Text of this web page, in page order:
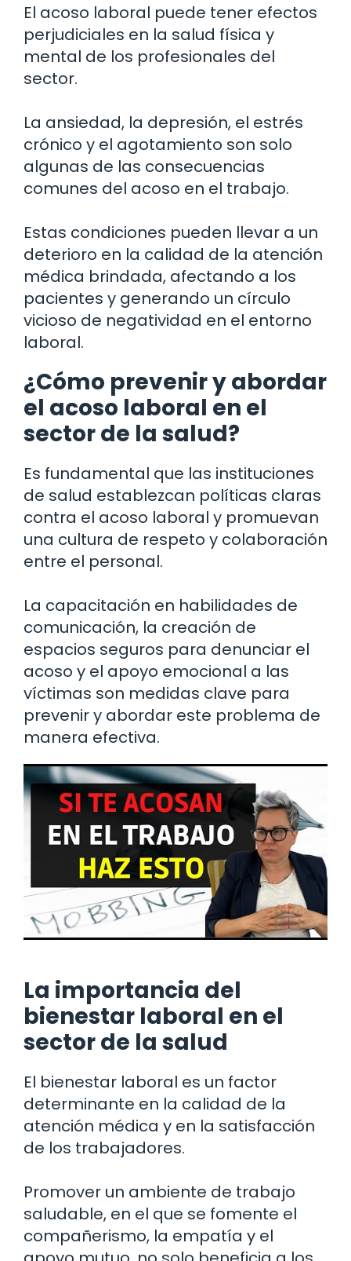
El acoso laboral puede tener efectos
perjudiciales en la salud física y
mental de los profesionales del
sector.
La ansiedad, la depresión, el estrés
crónico y el agotamiento son solo
algunas de las consecuencias
comunes del acoso en el trabajo.
Estas condiciones pueden llevar a un
deterioro en la calidad de la atención
médica brindada, afectando a los
pacientes y generando un círculo
vicioso de negatividad en el entorno
laboral.
¿Cómo prevenir y abordar
el acoso laboral en el
sector de la salud?
Es fundamental que las instituciones
de salud establezcan políticas claras
contra el acoso laboral y promuevan
una cultura de respeto y colaboración
entre el personal.
La capacitación en habilidades de
comunicación, la creación de
espacios seguros para denunciar el
acoso y el apoyo emocional a las
víctimas son medidas clave para
prevenir y abordar este problema de
manera efectiva.
La importancia del
bienestar laboral en el
sector de la salud
El bienestar laboral es un factor
determinante en la calidad de la
atención médica y en la satisfacción
de los trabajadores.
Promover un ambiente de trabajo
saludable, en el que se fomente el
compañerismo, la empatía y el